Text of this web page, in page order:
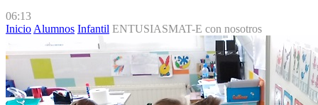
06:13
Inicio Alumnos Infantil ENTUSIASMAT-E con nosotros